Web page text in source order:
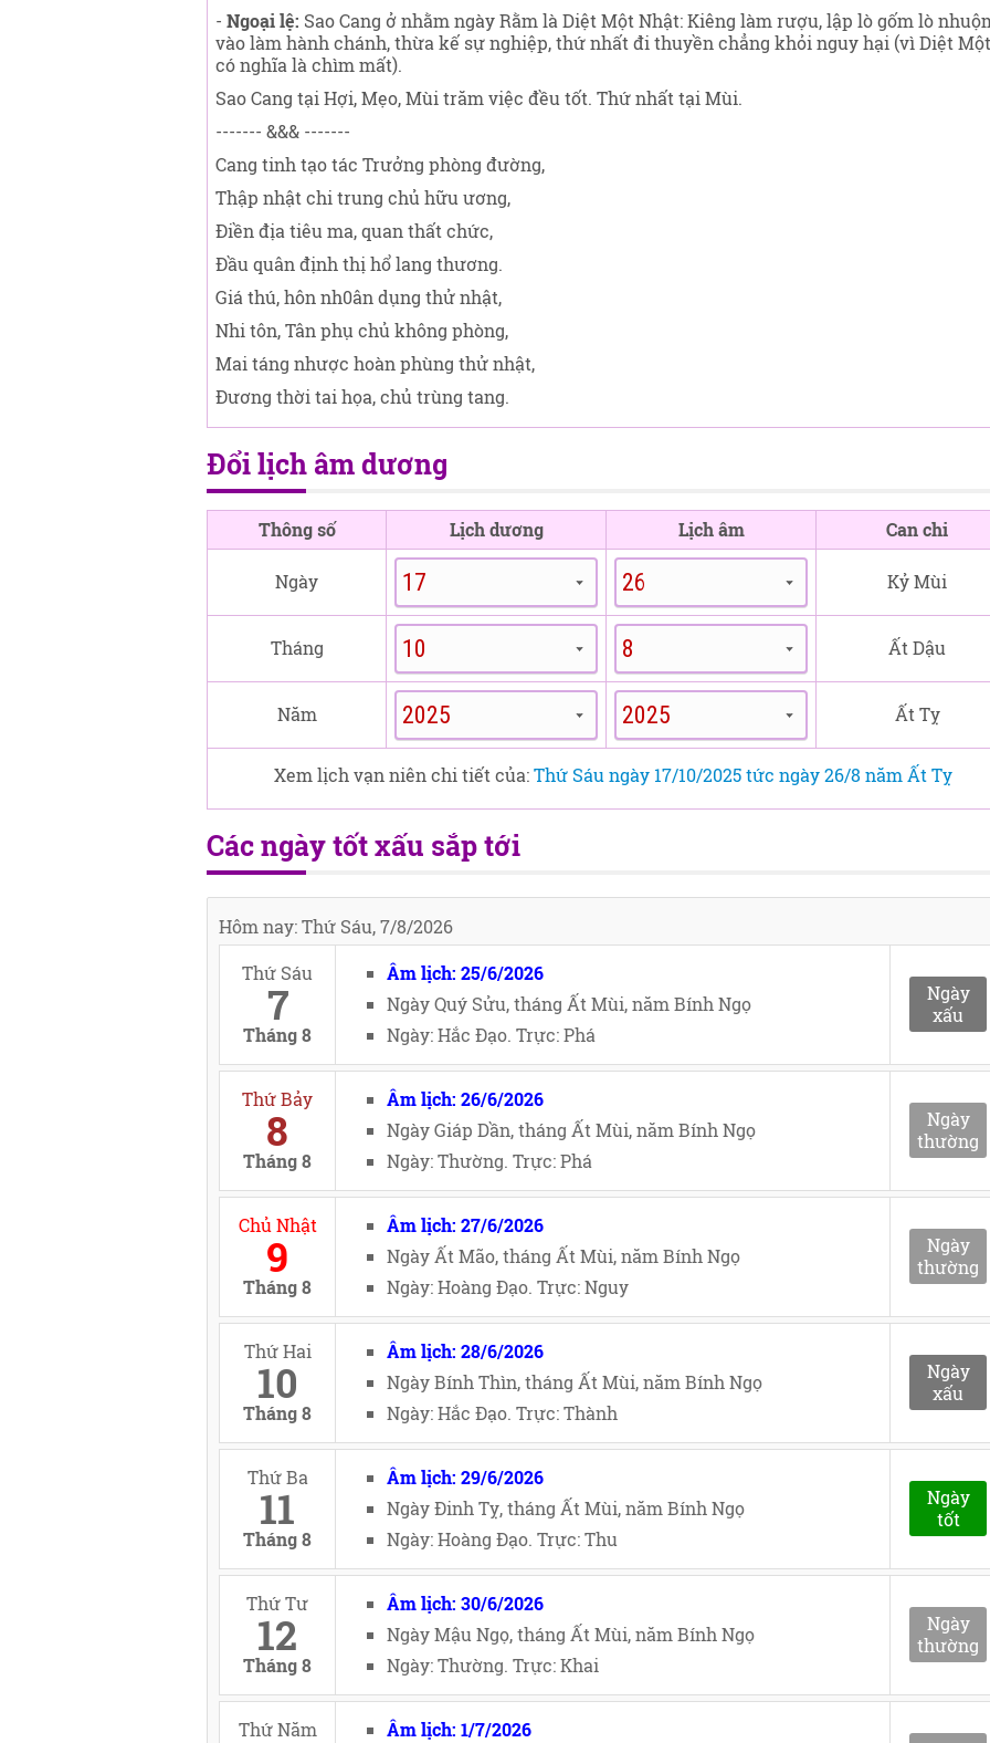
- Ngoại lệ: Sao Cang ở nhằm ngày Rằm là Diệt Một Nhật: Kiêng làm rượu, lập lò gốm lò
vào làm hành chánh, thừa kế sự nghiệp, thứ nhất đi thuyền chẳng khỏi nguy hại (vì Diệt Một
có nghĩa là chìm mất).
Sao Cang tại Hợi, Mẹo, Mùi trăm việc đều tốt. Thứ nhất tại Mùi.
------- &&& -------
Cang tinh tạo tác Trưởng phòng đường,
Thập nhật chi trung chủ hữu ương,
Điền địa tiêu ma, quan thất chức,
Đầu quân định thị hổ lang thương.
Giá thú, hôn nh0ân dụng thử nhật,
Nhi tôn, Tân phụ chủ không phòng,
Mai táng nhược hoàn phùng thử nhật,
Đương thời tai họa, chủ trùng tang.
Đổi lịch âm dương
Thông số Lịch dương Lịch âm Can chi
Ngày Kỷ Mùi
Tháng Ất Dậu
Năm Ất Tỵ
Xem lịch vạn niên chi tiết của:Thứ Sáu ngày 17/10/2025 tức ngày 26/8 năm Ất Tỵ
Các ngày tốt xấu sắp tới
Hôm nay: Thứ Sáu, 7/8/2026
Thứ Sáu
7
Tháng 8
Âm lịch: 25/6/2026
Ngày Quý Sửu, tháng Ất Mùi, năm Bính Ngọ
Ngày: Hắc Đạo. Trực: Phá
Ngày
xấu
Thứ Bảy
8
Tháng 8
Âm lịch: 26/6/2026
Ngày Giáp Dần, tháng Ất Mùi, năm Bính Ngọ
Ngày: Thường. Trực: Phá
Ngày
thường
Chủ Nhật
9
Tháng 8
Âm lịch: 27/6/2026
Ngày Ất Mão, tháng Ất Mùi, năm Bính Ngọ
Ngày: Hoàng Đạo. Trực: Nguy
Ngày
thường
Thứ Hai
10
Tháng 8
Âm lịch: 28/6/2026
Ngày Bính Thìn, tháng Ất Mùi, năm Bính Ngọ
Ngày: Hắc Đạo. Trực: Thành
Ngày
xấu
Thứ Ba
11
Tháng 8
Âm lịch: 29/6/2026
Ngày Đinh Tỵ, tháng Ất Mùi, năm Bính Ngọ
Ngày: Hoàng Đạo. Trực: Thu
Ngày
tốt
Thứ Tư
12
Tháng 8
Âm lịch: 30/6/2026
Ngày Mậu Ngọ, tháng Ất Mùi, năm Bính Ngọ
Ngày: Thường. Trực: Khai
Ngày
thường
Thứ Năm
Âm lịch: 1/7/2026